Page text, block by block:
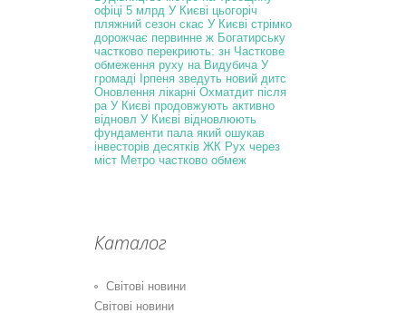
офіці 5 млрд У Києві цьогоріч
пляжний сезон скас У Києві стрімко
дорожчає первинне ж Богатирську
частково перекриють: зн Часткове
обмеження руху на Видубича У
громаді Ірпеня зведуть новий дитс
Оновлення лікарні Охматдит після
ра У Києві продовжують активно
відновл У Києві відновлюють
фундаменти пала який ошукав
інвесторів десятків ЖК Рух через
міст Метро частково обмеж
Каталог
Світові новини
Світові новини